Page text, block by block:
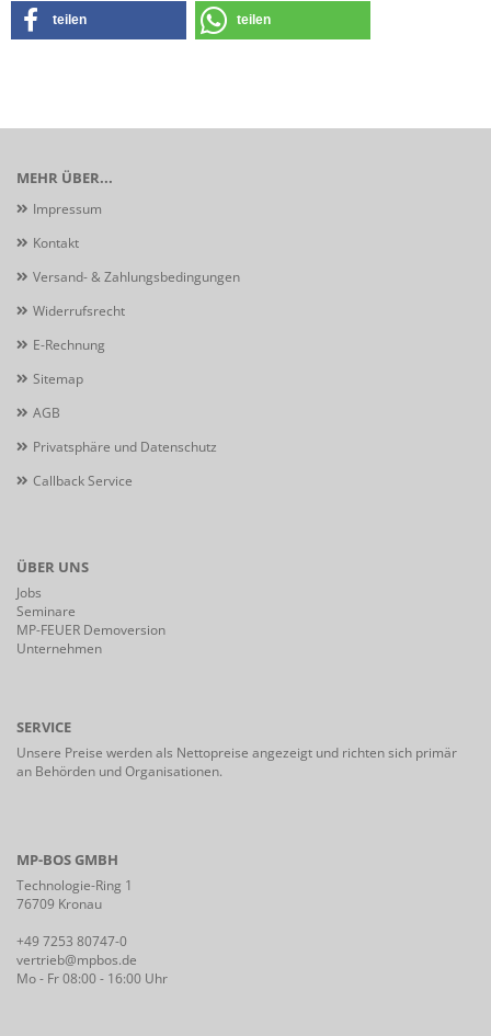
teilen teilen
MEHR ÜBER...
Impressum
Kontakt
Versand- & Zahlungsbedingungen
Widerrufsrecht
E-Rechnung
Sitemap
AGB
Privatsphäre und Datenschutz
Callback Service
ÜBER UNS
Jobs
Seminare
MP-FEUER Demoversion
Unternehmen
SERVICE
Unsere Preise werden als Nettopreise angezeigt und richten sich primär
an Behörden und Organisationen.
MP-BOS GMBH
Technologie-Ring 1
76709 Kronau
+49 7253 80747-0
vertrieb@mpbos.de
Mo - Fr 08:00 - 16:00 Uhr